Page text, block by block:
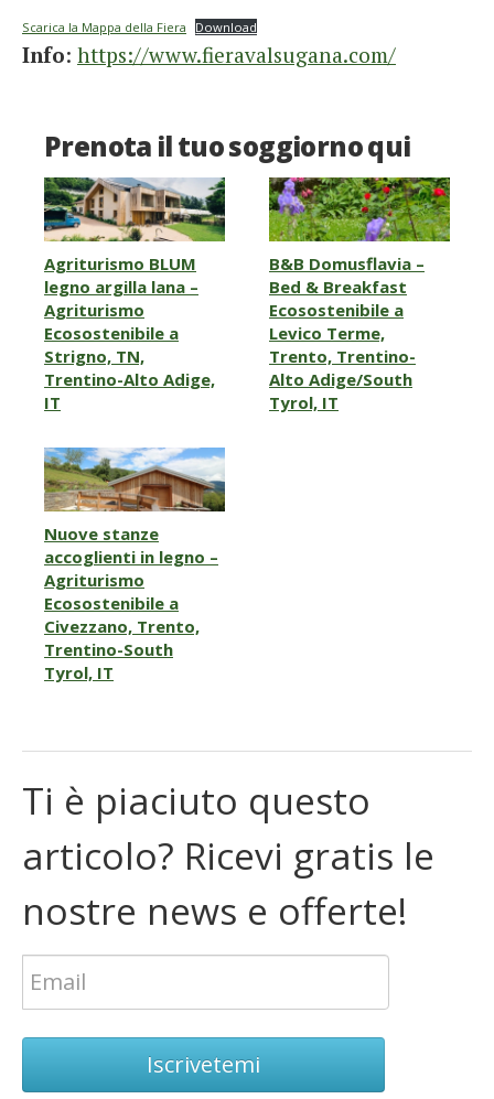
Scarica la Mappa della Fiera Download
Info: https://www.fieravalsugana.com/
Prenota il tuo soggiorno qui
Agriturismo BLUM
legno argilla lana –
Agriturismo
Ecosostenibile a
Strigno, TN,
Trentino-Alto Adige,
IT
B&B Domusflavia –
Bed & Breakfast
Ecosostenibile a
Levico Terme,
Trento, Trentino-
Alto Adige/South
Tyrol, IT
Nuove stanze
accoglienti in legno –
Agriturismo
Ecosostenibile a
Civezzano, Trento,
Trentino-South
Tyrol, IT
Ti è piaciuto questo
articolo? Ricevi gratis le
nostre news e offerte!
Iscrivetemi